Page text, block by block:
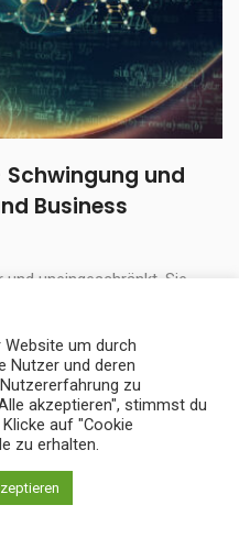
Schwingung und
Business
uneingeschränkt. Sie
des Seins ...
um durch
Nutzer und deren
zu
akzeptieren", stimmst du
auf "Cookie
zu erhalten.